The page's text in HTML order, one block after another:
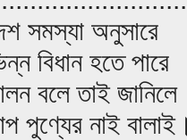
সমস্যা অনুসারে
বিধান হতে পারে
বলে তাই জানিলে
পুণ্যের নাই